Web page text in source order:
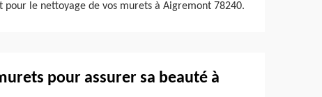
pour le nettoyage de vos murets à Aigremont 78240.
pour assurer sa beauté à